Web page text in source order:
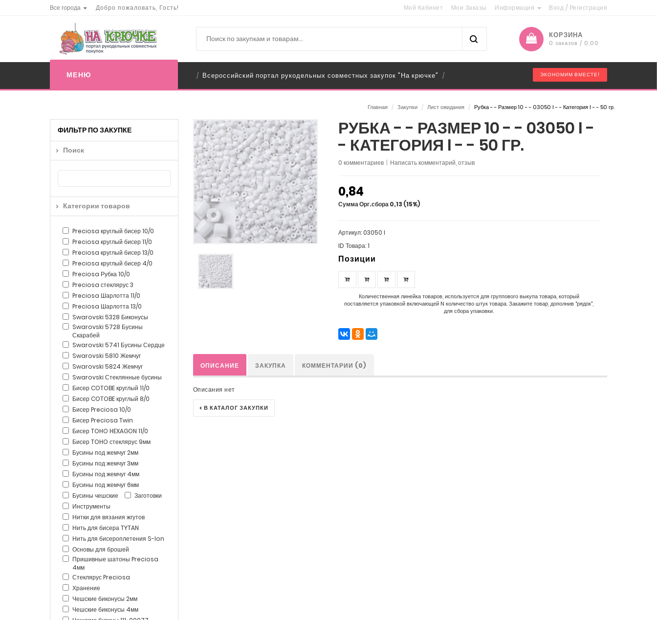
Все города Добро пожаловать, Гость! Мой Кабинет Мои Заказы Информация Вход / Регистрация
КОРЗИНА
0 заказов / 0,00
МЕНЮ / Всероссийский портал рукодельных совместных закупок "На крючке" / ЭКОНОМИМ ВМЕСТЕ!
Главная / Закупки / Лист ожидания / Рубка - - Размер 10 - - 03050 I - - Категория I - - 50 гр.
РУБКА - - РАЗМЕР 10 - - 03050 I -
- КАТЕГОРИЯ I - - 50 ГР.
0 комментариев | Написать комментарий, отзыв
0,84
Сумма Орг.сбора 0,13 (15%)
Артикул: 03050 I
ID Товара: 1
Позиции
Количественная линейка товаров, используется для группового выкупа товара, который
поставляется упаковкой включающей N количество штук товара. Закажите товар, дополнив "рядок",
для сбора упаковки.
ОПИСАНИЕ ЗАКУПКА КОММЕНТАРИИ (0)
Описания нет
< В КАТАЛОГ ЗАКУПКИ
ФИЛЬТР ПО ЗАКУПКЕ
Поиск
Категории товаров
Preciosa круглый бисер 10/0
Preciosa круглый бисер 11/0
Preciosa круглый бисер 13/0
Preciosa круглый бисер 4/0
Preciosa Рубка 10/0
Preciosa стеклярус 3
Preciosa Шарлотта 11/0
Preciosa Шарлотта 13/0
Swarovski 5328 Биконусы
Swarovski 5728 Бусины
Скарабей
Swarovski 5741 Бусины Сердце
Swarovski 5810 Жемчуг
Swarovski 5824 Жемчуг
Swarovski Стеклянные бусины
Бисер COTOBE круглый 11/0
Бисер COTOBE круглый 8/0
Бисер Preciosa 10/0
Бисер Preciosa Twin
Бисер TOHO HEXAGON 11/0
Бисер TOHO стеклярус 9мм
Бусины под жемчуг 2мм
Бусины под жемчуг 3мм
Бусины под жемчуг 4мм
Бусины под жемчуг 6мм
Бусины чешские
Заготовки
Инструменты
Нитки для вязания жгутов
Нить для бисера TYTAN
Нить для бисероплетения S-lon
Основы для брошей
Пришивные шатоны Preciosa
4мм
Стеклярус Preciosa
Хранение
Чешские биконусы 2мм
Чешские биконусы 4мм